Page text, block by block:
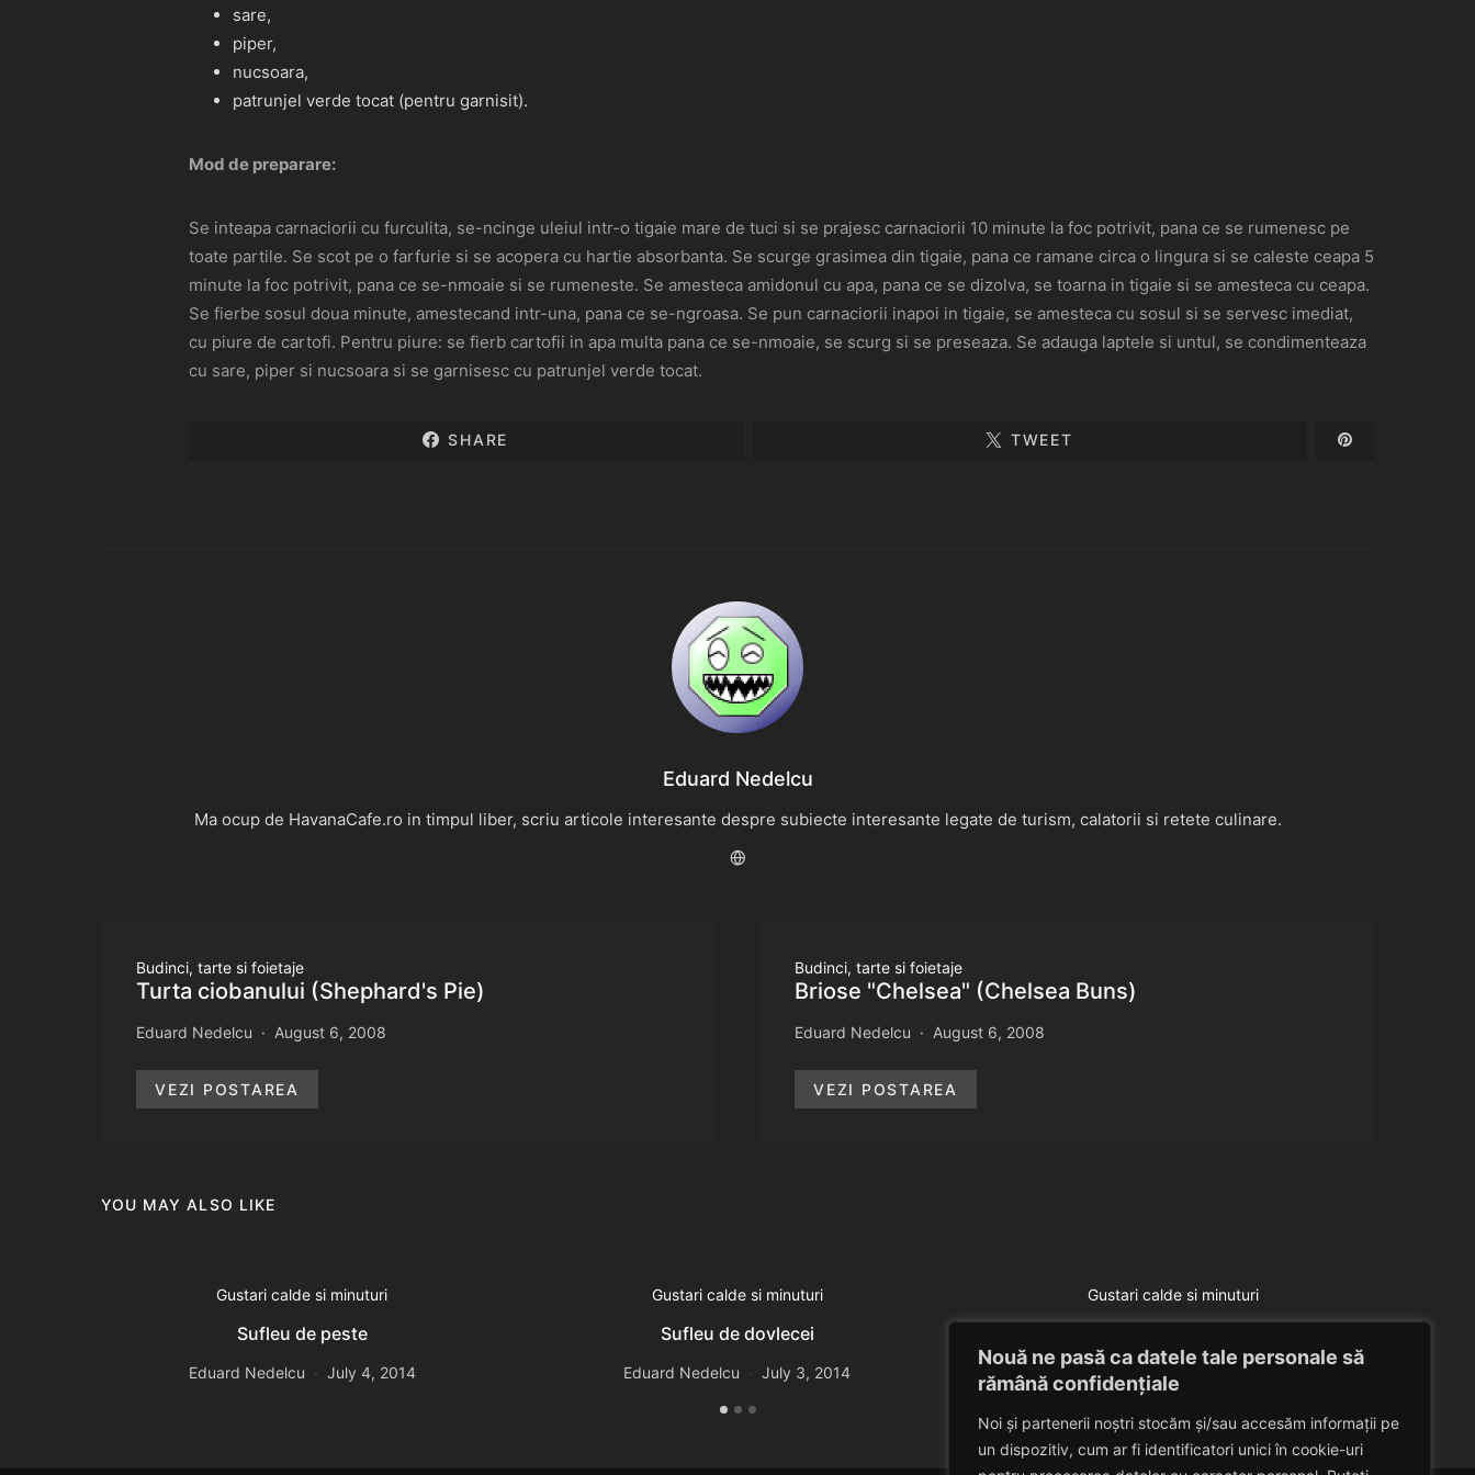
Nouă ne pasă ca datele tale personale să
rămână confidențiale
Noi și partenerii noștri stocăm și/sau accesăm informații pe
un dispozitiv, cum ar fi identificatori unici în cookie-uri
sare,
piper,
nucsoara,
patrunjel verde tocat (pentru garnisit).
Mod de preparare:
Se inteapa carnaciorii cu furculita, se-ncinge uleiul intr-o tigaie mare de tuci si se prajesc carnaciorii 10 minute la foc potrivit, pana ce se rumenesc pe
toate partile. Se scot pe o farfurie si se acopera cu hartie absorbanta. Se scurge grasimea din tigaie, pana ce ramane circa o lingura si se caleste ceapa 5
minute la foc potrivit, pana ce se-nmoaie si se rumeneste. Se amesteca amidonul cu apa, pana ce se dizolva, se toarna in tigaie si se amesteca cu ceapa.
Se fierbe sosul doua minute, amestecand intr-una, pana ce se-ngroasa. Se pun carnaciorii inapoi in tigaie, se amesteca cu sosul si se servesc imediat,
cu piure de cartofi. Pentru piure: se fierb cartofii in apa multa pana ce se-nmoaie, se scurg si se preseaza. Se adauga laptele si untul, se condimenteaza
cu sare, piper si nucsoara si se garnisesc cu patrunjel verde tocat.
SHARE TWEET
Eduard Nedelcu
Ma ocup de HavanaCafe.ro in timpul liber, scriu articole interesante despre subiecte interesante legate de turism, calatorii si retete culinare.
Budinci, tarte si foietaje
Turta ciobanului (Shephard's Pie)
Eduard Nedelcu August 6, 2008
VEZI POSTAREA
Budinci, tarte si foietaje
Briose "Chelsea" (Chelsea Buns)
Eduard Nedelcu August 6, 2008
VEZI POSTAREA
YOU MAY ALSO LIKE
Gustari calde si minuturi
Sufleu de peste
Eduard Nedelcu July 4, 2014
Gustari calde si minuturi
Sufleu de dovlecei
Eduard Nedelcu July 3, 2014
Gustari calde si minuturi
Eduard Nedelcu December 8, 2012